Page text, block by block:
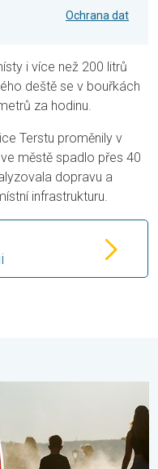
Ochrana dat
i více než 200 litrů
deště se v bouřkách
za hodinu.
Terstu proměnily v
městě spadlo přes 40
dopravu a
infrastrukturu.
Přes 40 stupňů. . . úterý